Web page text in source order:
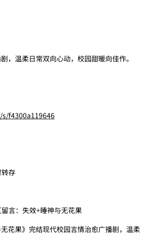
，温柔日常双向心动，校园甜暖向佳作。
f4300a119646
存
言：失效+睡神与无花果
无花果》完结现代校园言情治愈广播剧，温柔